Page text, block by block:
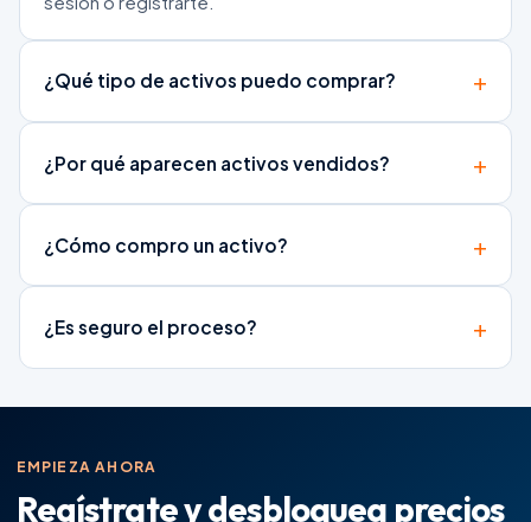
¿Qué tipo de activos puedo comprar?
¿Por qué aparecen activos vendidos?
¿Cómo compro un activo?
¿Es seguro el proceso?
EMPIEZA AHORA
Regístrate y desbloquea precios